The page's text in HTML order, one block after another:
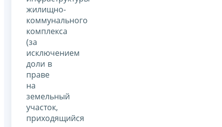
жилищно-
коммунального
комплекса
(за
исключением
доли в
праве
на
земельный
участок,
приходящийся